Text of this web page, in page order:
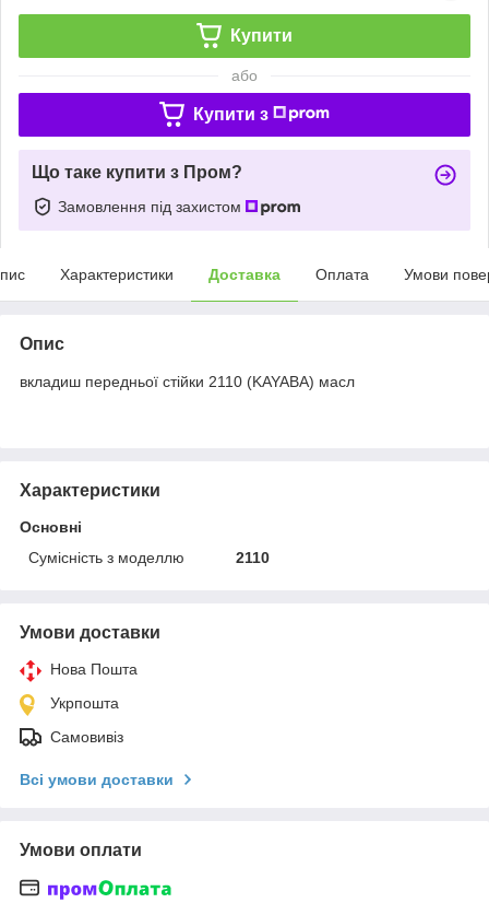
Купити
або
Купити з
Що таке купити з Пром?
Замовлення під захистом
Характеристики Доставка Оплата Умови
Опис
вкладиш передньої стійки 2110 (KAYABA) масл
Характеристики
Основні
Сумісність з моделлю
2110
Умови доставки
Нова Пошта
Укрпошта
Самовивіз
Всі умови доставки
Умови оплати